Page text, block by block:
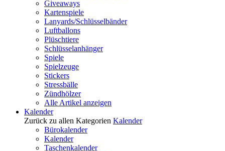
Giveaways
Kartenspiele
Lanyards/Schlüsselbänder
Luftballons
Plüschtiere
Schlüsselanhänger
Spiele
Spielzeuge
Stickers
Stressbälle
Zündhölzer
Alle Artikel anzeigen
Kalender
Zurück zu allen Kategorien Kalender
Bürokalender
Kalender
Taschenkalender